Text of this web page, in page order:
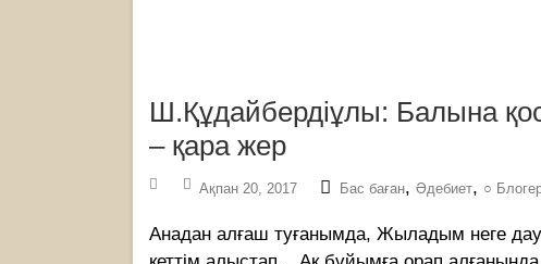
Ш.Құдайбердіұлы: Балына
– қара жер
Ақпан 20, 2017 Бас баған, Әдебиет, ○
Анадан алғаш туғанымда, Жыладым неге